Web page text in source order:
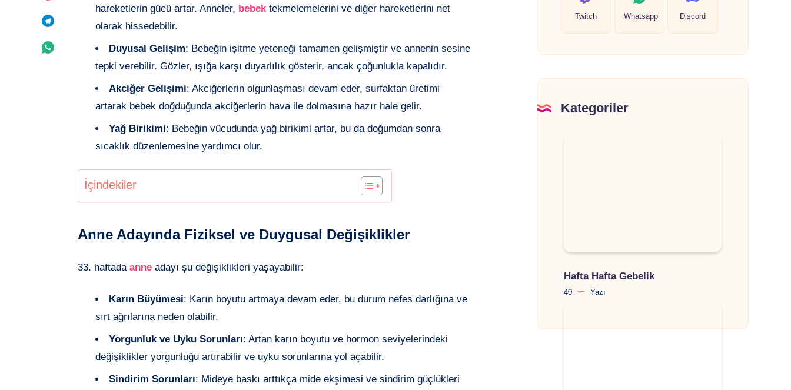
Telegram'de
Whatsapp'de
hareketlerin gücü artar. Anneler, bebek tekmelemelerini ve diğer hareketlerini net
olarak hissedebilir.
Duyusal Gelişim: Bebeğin işitme yeteneği tamamen gelişmiştir ve annenin sesine
tepki verebilir. Gözler, ışığa karşı duyarlılık gösterir, ancak çoğunlukla kapalıdır.
Akciğer Gelişimi: Akciğerlerin olgunlaşması devam eder, surfaktan üretimi
artarak bebek doğduğunda akciğerlerin hava ile dolmasına hazır hale gelir.
Yağ Birikimi: Bebeğin vücudunda yağ birikimi artar, bu da doğumdan sonra
sıcaklık düzenlemesine yardımcı olur.
İçindekiler
Anne Adayında Fiziksel ve Duygusal Değişiklikler
33. haftada anne adayı şu değişiklikleri yaşayabilir:
Karın Büyümesi: Karın boyutu artmaya devam eder, bu durum nefes darlığına ve
sırt ağrılarına neden olabilir.
Yorgunluk ve Uyku Sorunları: Artan karın boyutu ve hormon seviyelerindeki
değişiklikler yorgunluğu artırabilir ve uyku sorunlarına yol açabilir.
Sindirim Sorunları: Mideye baskı arttıkça mide ekşimesi ve sindirim güçlükleri
Twitch Whatsapp Discord
Kategoriler
Hafta Hafta Gebelik
40 Yazı